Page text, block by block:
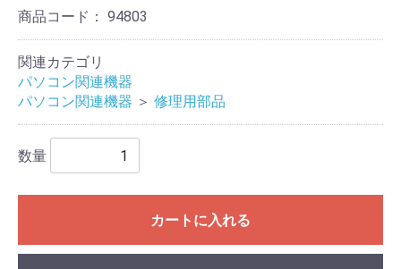
商品コード： 94803
関連カテゴリ
パソコン関連機器
パソコン関連機器 ＞ 修理用部品
数量
カートに入れる